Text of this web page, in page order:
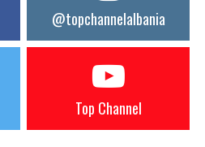
@topchannelalbania
Top Channel